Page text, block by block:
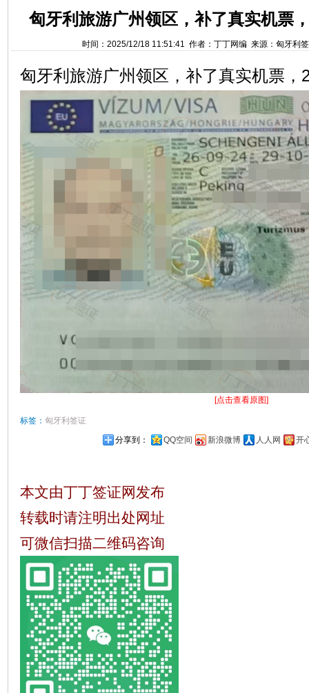
匈牙利旅游广州领区，补了真实机票
时间：2025/12/18 11:51:41 作者：丁丁网编 来源：匈牙利
匈牙利旅游广州领区，补了真实机票，
[点击查看原图]
标签： 匈牙利签证
分享到：
QQ空间 新浪微博 人人网 开
本文由丁丁签证网发布
转载时请注明出处网址
可微信扫描二维码咨询